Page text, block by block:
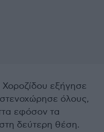
εξήγησε
όλους,
εφόσον τα
δεύτερη θέση.